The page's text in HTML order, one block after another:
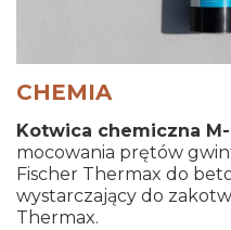
CHEMIA
Kotwica chemiczna
mocowania prętów
Fischer Thermax do
wystarczający do
Thermax.